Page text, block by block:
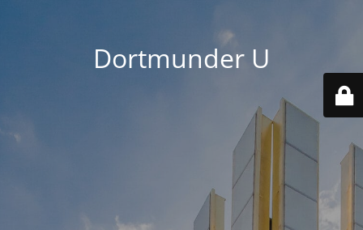
Dortmunder U